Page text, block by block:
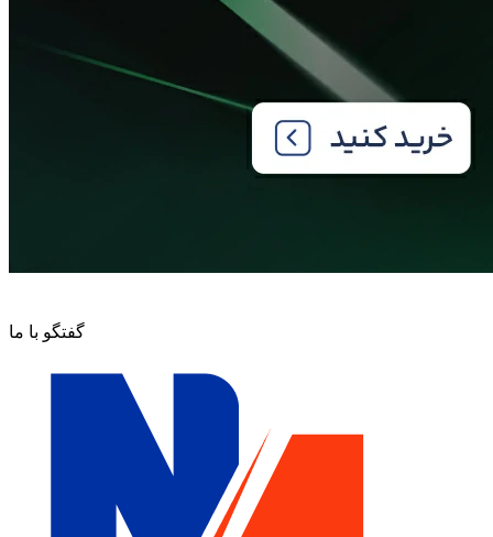
گفتگو با ما